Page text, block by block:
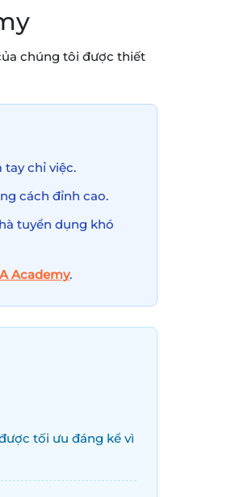
chúng tôi được thiết
chỉ việc.
cách đỉnh cao.
tuyển dụng khó
Academy.
tối ưu đáng kể vì